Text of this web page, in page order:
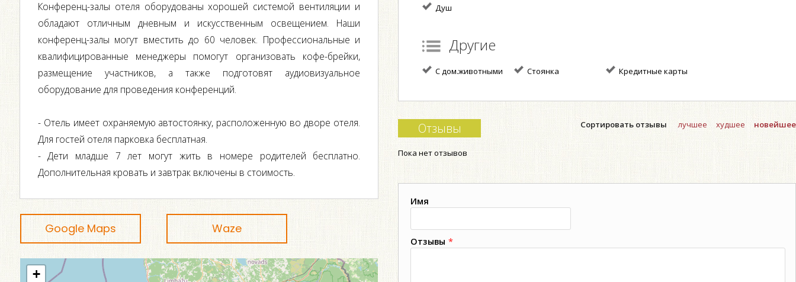
Конференц-залы отеля оборудованы хорошей системой вентиляции и
обладают отличным дневным и искусственным освещением. Наши
конференц-залы могут вместить до 60 человек. Профессиональные и
квалифицированные менеджеры помогут организовать кофе-брейки,
размещение участников, а также подготовят аудиовизуальное
оборудование для проведения конференций.
- Отель имеет охраняемую автостоянку, расположенную во дворе отеля.
Для гостей отеля парковка бесплатная.
- Дети младше 7 лет могут жить в номере родителей бесплатно.
Дополнительная кровать и завтрак включены в стоимость.
Google Maps Waze
+
Душ
Другие
С дом.животными Стоянка Кредитные карты
Сортировать отзывы лучшее худшее новейшее
Отзывы
Пока нет отзывов
Имя
Отзывы *